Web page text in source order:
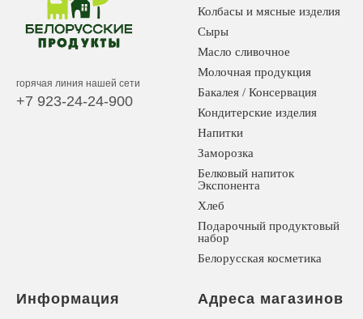
горячая линия нашей сети
+7 923-24-24-900
Колбасы и мясные изделия
Сыры
Масло сливочное
Молочная продукция
Бакалея / Консервация
Кондитерские изделия
Напитки
Заморозка
Белковый напиток
Экспонента
Хлеб
Подарочный продуктовый
набор
Белорусская косметика
Информация Адреса магазинов